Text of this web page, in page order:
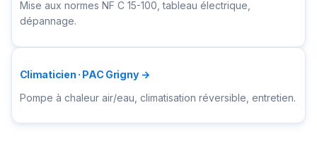
Mise aux normes NF C 15-100, tableau électrique,
dépannage.
Climaticien · PAC Grigny →
Pompe à chaleur air/eau, climatisation réversible, entretien.